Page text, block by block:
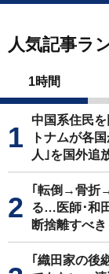
人気記事ラ
1時間
中国系住民
トナムが各
人｣を国外追
｢転倒→骨折
る…医師･和
断捨離すべ
｢織田家の後